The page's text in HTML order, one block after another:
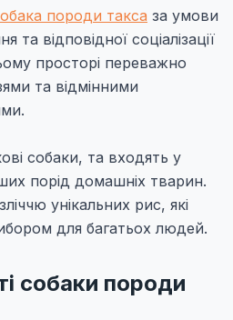
породи такса за умови
та відповідної соціалізації
просторі переважно
та відмінними
собаки, та входять у
порід домашніх тварин.
унікальних рис, які
для багатьох людей.
собаки породи